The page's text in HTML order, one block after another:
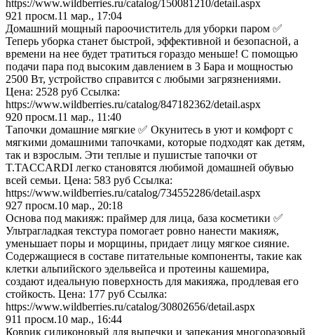
https://www.wildberries.ru/catalog/150081210/detail.aspx
921 просм.11 мар., 17:04
Домашний мощный пароочиститель для уборки паром ✅
Теперь уборка станет быстрой, эффективной и безопасной, а
времени на нее будет тратиться гораздо меньше! С помощью
подачи пара под высоким давлением в 3 Бара и мощностью
2500 Вт, устройство справится с любыми загрязнениями.
Цена: 2528 руб Ссылка:
https://www.wildberries.ru/catalog/847182362/detail.aspx
920 просм.11 мар., 11:40
Тапочки домашние мягкие ✅ Окунитесь в уют и комфорт с
мягкими домашними тапочками, которые подходят как детям,
так и взрослым. Эти теплые и пушистые тапочки от
T.TACCARDI легко становятся любимой домашней обувью
всей семьи. Цена: 583 руб Ссылка:
https://www.wildberries.ru/catalog/734552286/detail.aspx
927 просм.10 мар., 20:18
Основа под макияж: праймер для лица, база косметики ✅
Ультрагладкая текстура помогает ровно нанести макияж,
уменьшает поры и морщины, придает лицу мягкое сияние.
Содержащиеся в составе питательные компоненты, такие как
клетки альпийского эдельвейса и протеины кашемира,
создают идеальную поверхность для макияжа, продлевая его
стойкость. Цена: 177 руб Ссылка:
https://www.wildberries.ru/catalog/30802656/detail.aspx
911 просм.10 мар., 16:44
Коврик силиконовый для выпечки и запекания многоразовый